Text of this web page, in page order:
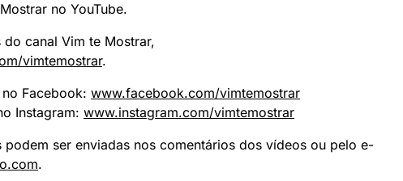
no YouTube.
canal Vim te Mostrar,
vimtemostrar.
Facebook: www.facebook.com/vimtemostrar
Instagram: www.instagram.com/vimtemostrar
podem ser enviadas nos comentários dos vídeos ou pelo e-
.